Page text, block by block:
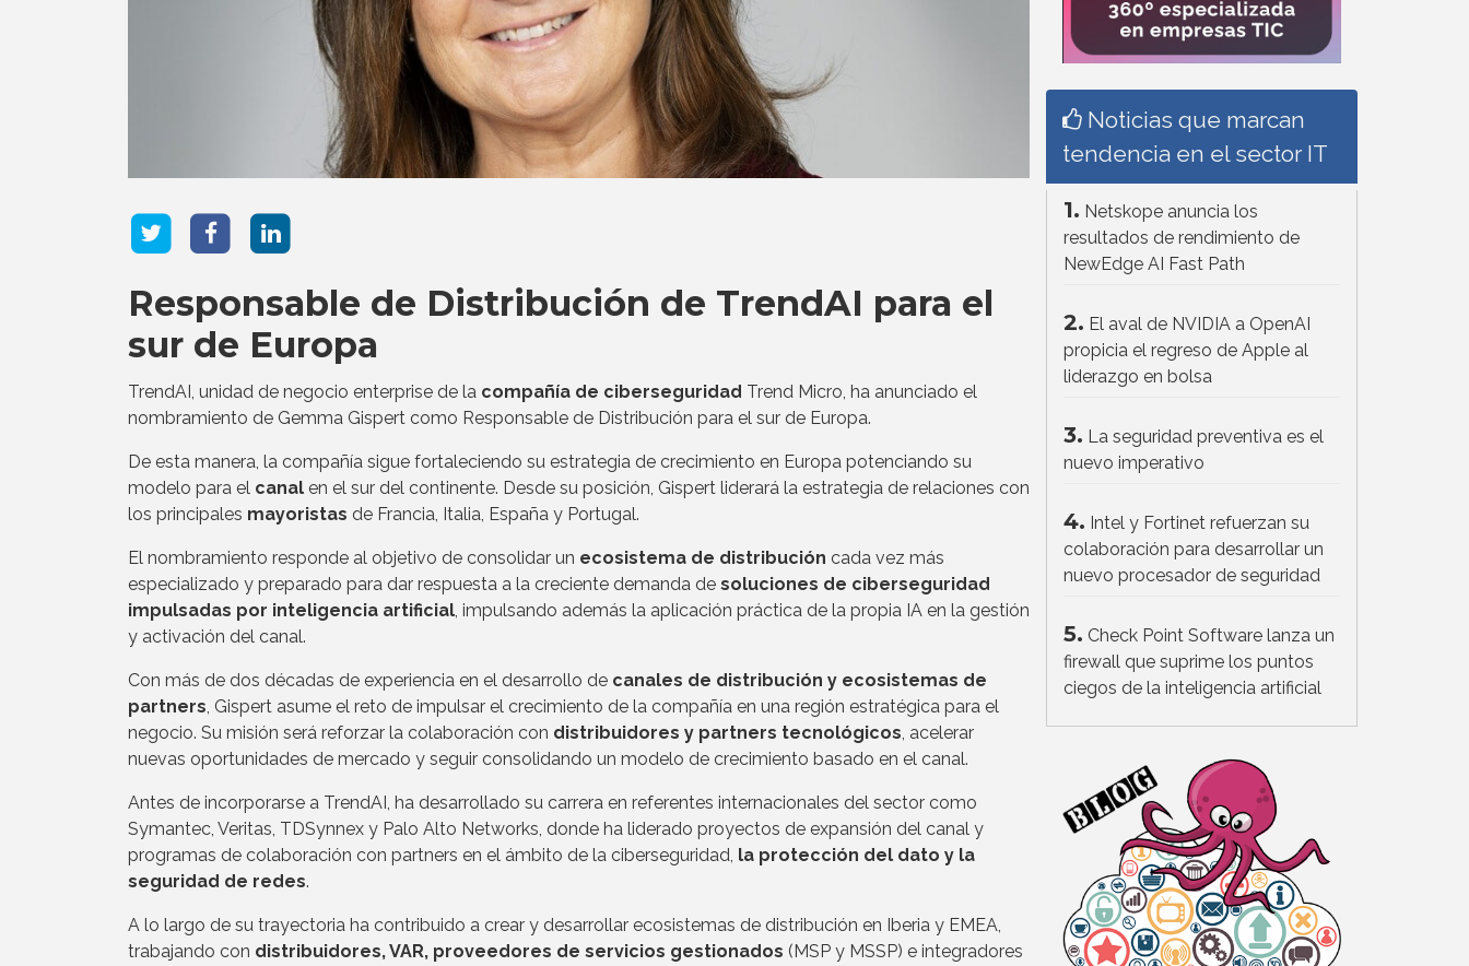
Responsable de Distribución de TrendAI para el
sur de Europa
TrendAI, unidad de negocio enterprise de la compañía de ciberseguridad Trend Micro, ha anunciado el
nombramiento de Gemma Gispert como Responsable de Distribución para el sur de Europa.
De esta manera, la compañía sigue fortaleciendo su estrategia de crecimiento en Europa potenciando su
modelo para el canal en el sur del continente. Desde su posición, Gispert liderará la estrategia de relaciones con
los principales mayoristas de Francia, Italia, España y Portugal.
El nombramiento responde al objetivo de consolidar un ecosistema de distribución cada vez más
especializado y preparado para dar respuesta a la creciente demanda de soluciones de ciberseguridad
impulsadas por inteligencia artificial, impulsando además la aplicación práctica de la propia IA en la gestión
y activación del canal.
Con más de dos décadas de experiencia en el desarrollo de canales de distribución y ecosistemas de
partners, Gispert asume el reto de impulsar el crecimiento de la compañía en una región estratégica para el
negocio. Su misión será reforzar la colaboración con distribuidores y partners tecnológicos, acelerar
nuevas oportunidades de mercado y seguir consolidando un modelo de crecimiento basado en el canal.
Antes de incorporarse a TrendAI, ha desarrollado su carrera en referentes internacionales del sector como
Symantec, Veritas, TDSynnex y Palo Alto Networks, donde ha liderado proyectos de expansión del canal y
programas de colaboración con partners en el ámbito de la ciberseguridad, la protección del dato y la
seguridad de redes.
A lo largo de su trayectoria ha contribuido a crear y desarrollar ecosistemas de distribución en Iberia y EMEA,
trabajando con distribuidores, VAR, proveedores de servicios gestionados (MSP y MSSP) e integradores
Noticias que marcan
tendencia en el sector IT
1. Netskope anuncia los
resultados de rendimiento de
NewEdge AI Fast Path
2. El aval de NVIDIA a OpenAI
propicia el regreso de Apple al
liderazgo en bolsa
3. La seguridad preventiva es el
nuevo imperativo
4. Intel y Fortinet refuerzan su
colaboración para desarrollar un
nuevo procesador de seguridad
5. Check Point Software lanza un
firewall que suprime los puntos
ciegos de la inteligencia artificial